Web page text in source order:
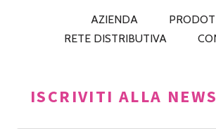
AZIENDA
RETE DISTRIBUTIVA
ISCRIVITI ALLA